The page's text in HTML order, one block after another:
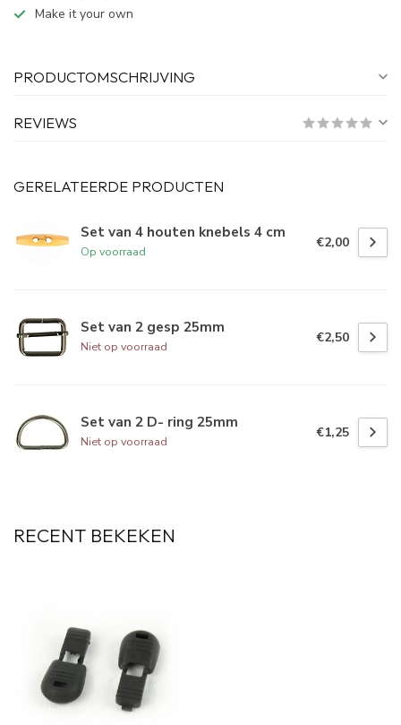
Make it your own
PRODUCTOMSCHRIJVING
REVIEWS
GERELATEERDE PRODUCTEN
Set van 4 houten knebels 4 cm
Op voorraad
€2,00
Set van 2 gesp 25mm
Niet op voorraad
€2,50
Set van 2 D- ring 25mm
Niet op voorraad
€1,25
RECENT BEKEKEN